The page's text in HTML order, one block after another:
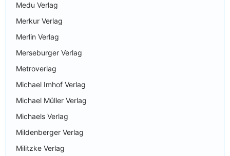
Medu Verlag
Merkur Verlag
Merlin Verlag
Merseburger Verlag
Metroverlag
Michael Imhof Verlag
Michael Müller Verlag
Michaels Verlag
Mildenberger Verlag
Militzke Verlag